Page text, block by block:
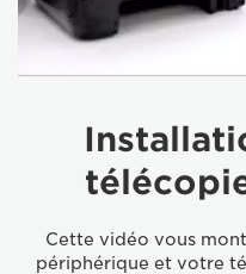
Cette vidéo vous
périphérique et votre